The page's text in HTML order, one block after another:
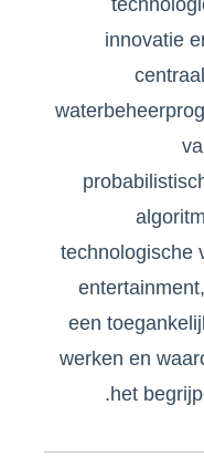
innovatie
technologische
een
werken en
het